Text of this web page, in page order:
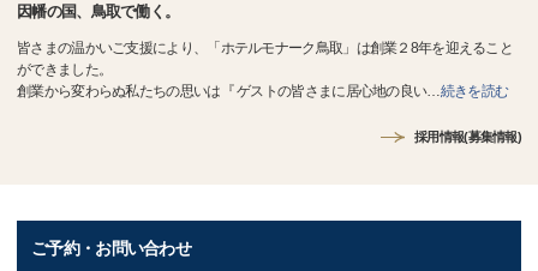
因幡の国、鳥取で働く。
皆さまの温かいご支援により、「ホテルモナーク鳥取」は創業２8年を迎えること
ができました。
創業から変わらぬ私たちの思いは『 ゲストの皆さまに居心地の良い…続きを読む
採用情報(募集情報)
ご予約・お問い合わせ